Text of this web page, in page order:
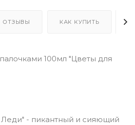
ОТЗЫВЫ КАК КУПИТЬ
100мл "Цветы для
- пикантный и сияющий